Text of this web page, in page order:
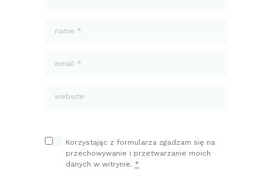
Korzystając z formularza zgadzam się na
przechowywanie i przetwarzanie moich
danych w witrynie. *